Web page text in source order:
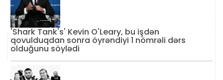
'Shark Tank's' Kevin O'Leary, bu işdən
qovulduqdan sonra öyrəndiyi 1 nömrəli dərs
olduğunu söylədi